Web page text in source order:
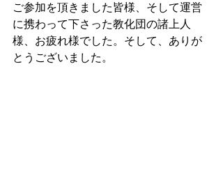
ご参加を頂きました皆様、そして運営
に携わって下さった教化団の諸上人
様、お疲れ様でした。そして、ありが
とうございました。